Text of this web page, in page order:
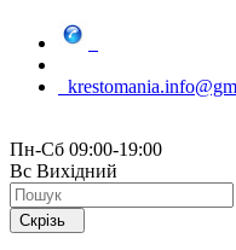
Пн-Сб 09:00-19:00
Вс Вихідний
Скрізь